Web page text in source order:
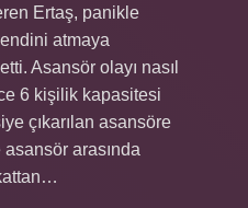
Ertaş, panikle
atmaya
Asansör olayı nasıl
6 kişilik kapasitesi
çıkarılan asansöre
arasında